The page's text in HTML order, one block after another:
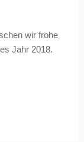
wir frohe
Jahr 2018.